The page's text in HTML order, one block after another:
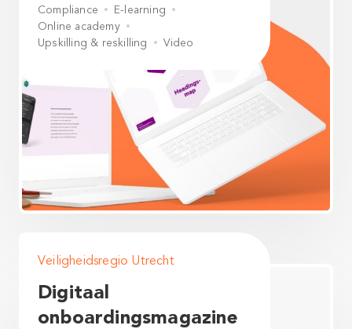
Compliance
E-learning
Online academy
Upskilling & reskilling
Video
Veiligheidsregio Utrecht
Digitaal
onboardingsmagazine